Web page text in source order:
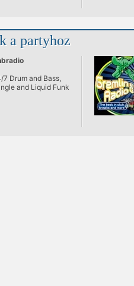
a partyhoz
7 Drum and Bass,
and Liquid Funk